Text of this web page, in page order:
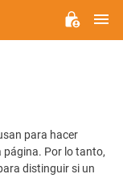
para hacer
Por lo tanto,
distinguir si un